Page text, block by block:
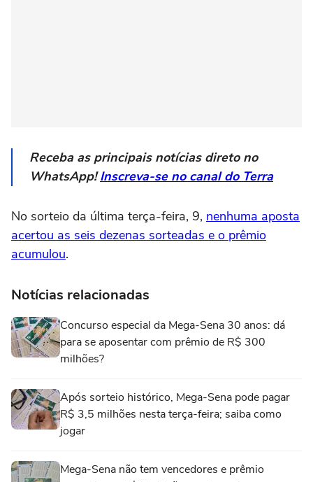
Receba as principais notícias direto no
WhatsApp!Inscreva-se no canal do Terra
No sorteio da última terça-feira, 9, nenhuma aposta
acertou as seis dezenas sorteadas e o prêmio
acumulou.
Notícias relacionadas
Concurso especial da Mega-Sena 30 anos: dá
para se aposentar com prêmio de R$ 300
milhões?
Após sorteio histórico, Mega-Sena pode pagar
R$ 3,5 milhões nesta terça-feira; saiba como
jogar
Mega-Sena não tem vencedores e prêmio